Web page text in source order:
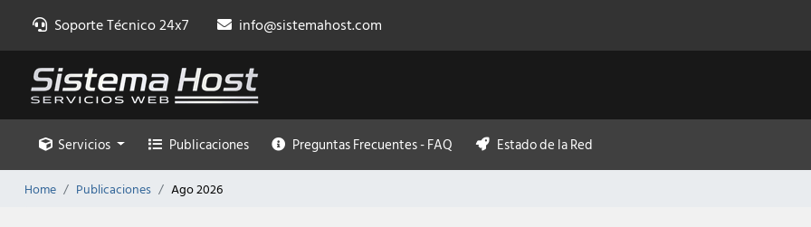
Soporte Técnico 24x7 info@sistemahost.com
Servicios Publicaciones Preguntas Frecuentes - FAQ Estado de la Red
Home Publicaciones Ago 2026